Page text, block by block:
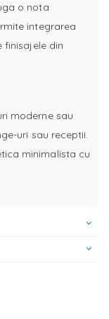
o nota
integrarea
finisajele din
moderne sau
uri sau receptii.
minimalista cu